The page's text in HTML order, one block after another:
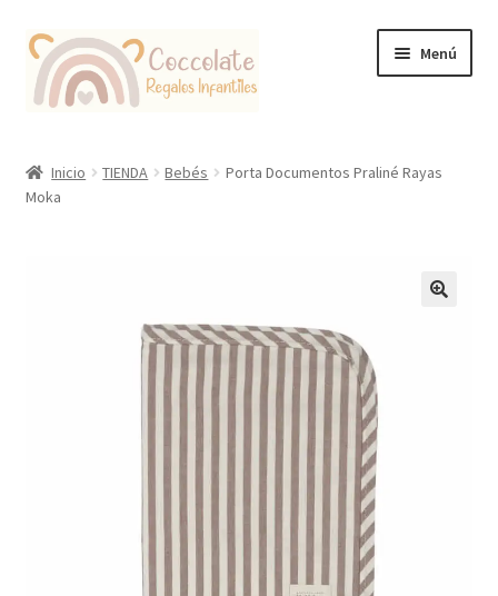
Ir
la
Ir
contenido
Menú
Coccolate Puericultura y Juguetería Educativa
Inicio TIENDA Bebés
Porta Documentos Praliné Rayas
Moka